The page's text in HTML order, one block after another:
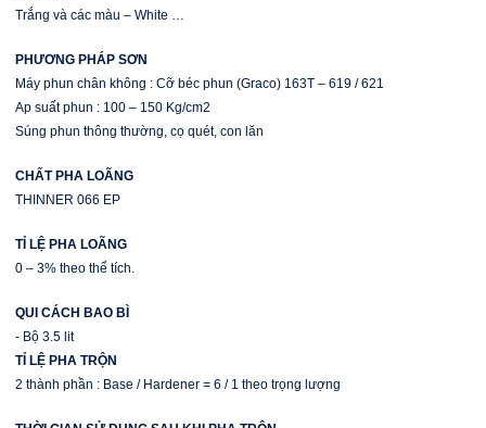
Trắng và các màu – White …
PHƯƠNG PHÁP SƠN
Máy phun chân không : Cỡ béc phun (Graco) 163T – 619 / 621
Ap suất phun : 100 – 150 Kg/cm2
Súng phun thông thường, cọ quét, con lăn
CHẤT PHA LOÃNG
THINNER 066 EP
TỈ LỆ PHA LOÃNG
0 – 3% theo thể tích.
QUI CÁCH BAO BÌ
- Bộ 3.5 lit
TỈ LỆ PHA TRỘN
2 thành phần : Base / Hardener = 6 / 1 theo trọng lượng